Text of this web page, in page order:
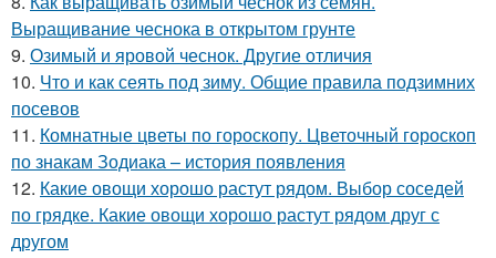
Выращивание чеснока в открытом грунте
9. Озимый и яровой чеснок. Другие отличия
10. Что и как сеять под зиму. Общие правила подзимних
посевов
11. Комнатные цветы по гороскопу. Цветочный гороскоп
по знакам Зодиака – история появления
12. Какие овощи хорошо растут рядом. Выбор соседей
по грядке. Какие овощи хорошо растут рядом друг с
другом